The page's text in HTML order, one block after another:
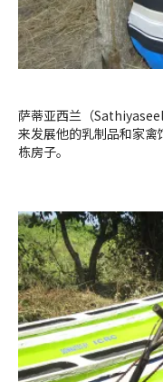
萨蒂亚西兰（
来发展他的乳制品和家
栋房子。